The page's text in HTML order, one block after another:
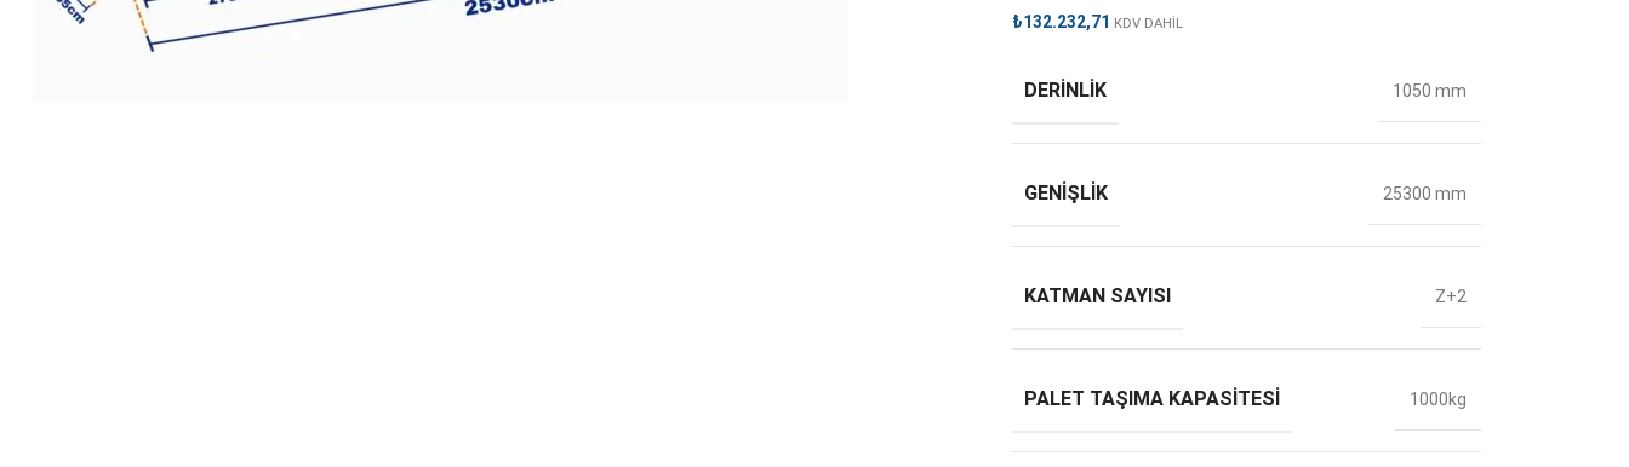
₺132.232,71 KDV DAHİL
DERINLIK 1050 mm
GENIŞLIK 25300 mm
KATMAN SAYISI Z+2
PALET TAŞIMA KAPASITESI 1000kg